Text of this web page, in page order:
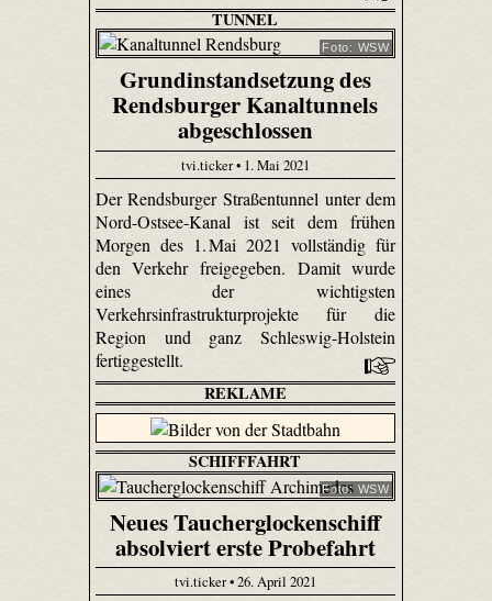
TUNNEL
Foto: WSW
Grundinstandsetzung des
Rendsburger Kanaltunnels
abgeschlossen
tvi.ticker • 1. Mai 2021
Der Rendsburger Straßentunnel unter dem
Nord-Ostsee-Kanal ist seit dem frühen
Morgen des 1. Mai 2021 vollständig für
den Verkehr freigegeben. Damit wurde
eines der wichtigsten
Verkehrsinfrastrukturprojekte für die
Region und ganz Schleswig-Holstein
fertiggestellt.
REKLAME
SCHIFFFAHRT
Foto: WSW
Neues Taucherglockenschiff
absolviert erste Probefahrt
tvi.ticker • 26. April 2021